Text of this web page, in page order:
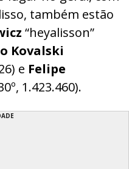
também estão
“heyalisson”
Kovalski
e Felipe
1.423.460).